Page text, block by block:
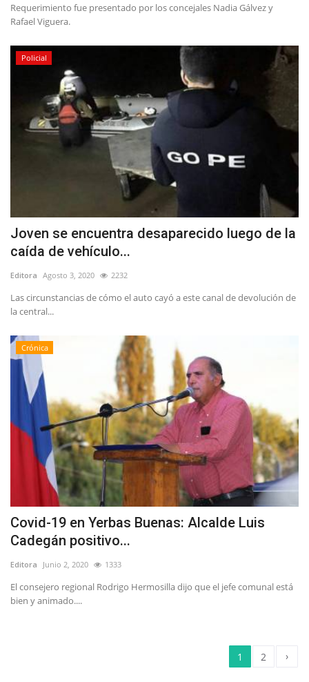
Requerimiento fue presentado por los concejales Nadia Gálvez y
Rafael Viguera.
Policial
Joven se encuentra desaparecido luego de la
caída de vehículo...
Editora Agosto 3, 2020 2232
Las circunstancias de cómo el auto cayó a este canal de devolución de
la central...
Crónica
Covid-19 en Yerbas Buenas: Alcalde Luis
Cadegán positivo...
Editora Junio 2, 2020 1333
El consejero regional Rodrigo Hermosilla dijo que el jefe comunal está
bien y animado....
1 2 ›